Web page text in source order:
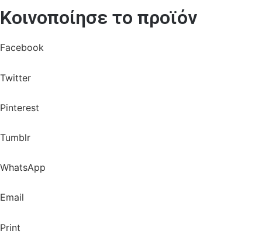
Κοινοποίησε το προϊόν
Facebook
Twitter
Pinterest
Tumblr
WhatsApp
Email
Print